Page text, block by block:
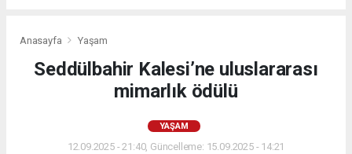
Anasayfa Yaşam
Seddülbahir Kalesi’ne uluslararası
mimarlık ödülü
YAŞAM
12.09.2025 - 21:40, Güncelleme: 15.09.2025 - 14:21